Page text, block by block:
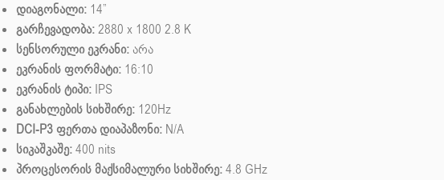
დიაგონალი: 14”
გარჩევადობა:2880 x 1800 2.8 K
სენსორული ეკრანი:არა
ეკრანის ფორმატი: 16:10
ეკრანის ტიპი: IPS
განახლების სიხშირე: 120Hz
DCI-P3 ფერთა დიაპაზონი: N/A
სიკაშკაშე:400 nits
პროცესორის მაქსიმალური სიხშირე:4.8 GHz